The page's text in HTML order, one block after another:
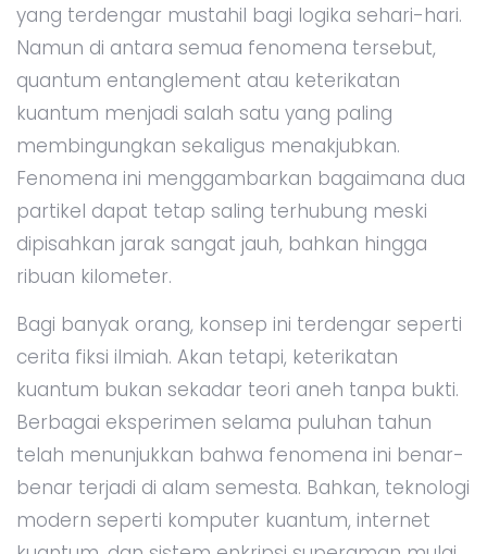
yang terdengar mustahil bagi logika sehari-hari.
Namun di antara semua fenomena tersebut,
quantum entanglement atau keterikatan
kuantum menjadi salah satu yang paling
membingungkan sekaligus menakjubkan.
Fenomena ini menggambarkan bagaimana dua
partikel dapat tetap saling terhubung meski
dipisahkan jarak sangat jauh, bahkan hingga
ribuan kilometer.
Bagi banyak orang, konsep ini terdengar seperti
cerita fiksi ilmiah. Akan tetapi, keterikatan
kuantum bukan sekadar teori aneh tanpa bukti.
Berbagai eksperimen selama puluhan tahun
telah menunjukkan bahwa fenomena ini benar-
benar terjadi di alam semesta. Bahkan, teknologi
modern seperti komputer kuantum, internet